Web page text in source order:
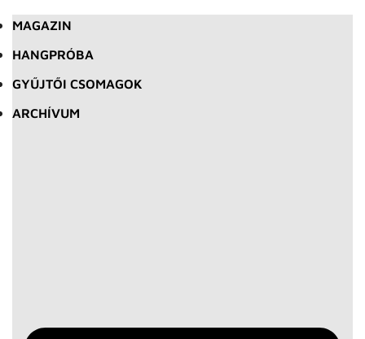
MAGAZIN
HANGPRÓBA
GYŰJTŐI CSOMAGOK
ARCHÍVUM